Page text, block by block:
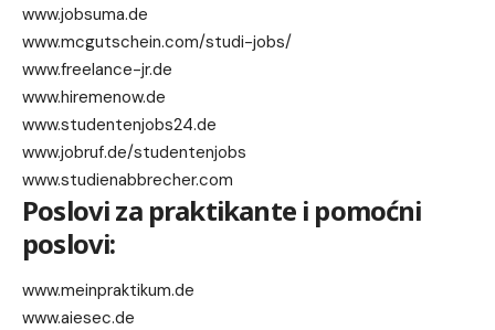
www.jobsuma.de
www.mcgutschein.com/studi-jobs/
www.freelance-jr.de
www.hiremenow.de
www.studentenjobs24.de
www.jobruf.de/studentenjobs
www.studienabbrecher.com
Poslovi za praktikante i pomoćni
poslovi:
www.meinpraktikum.de
www.aiesec.de